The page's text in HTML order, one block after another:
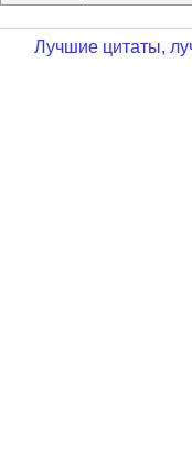
Лучшие цитаты,